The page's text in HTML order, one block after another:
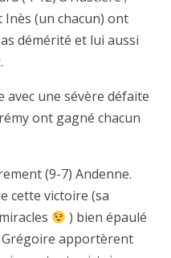
Inès (un chacun) ont
démérité et lui aussi
avec une sévère défaite
ont gagné chacun
(9-7) Andenne.
cette victoire (sa
) bien épaulé
Grégoire apportèrent